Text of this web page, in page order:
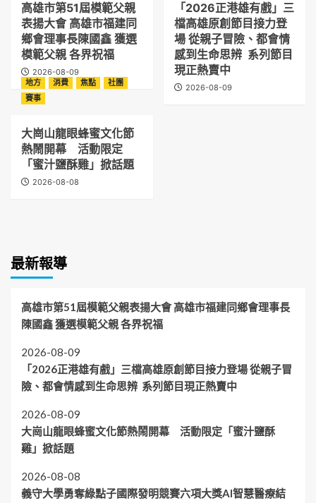
高雄市第51屆模範父親
表揚大會 高雄市福建同
鄉會理事長陳國鑫 獲選
模範父親 各界祝福
2026-08-09
「2026正港雄有戲」三
檔高雄原創節目接力登
場 從親子冒險、都會情
感到生命思辨 系列節目
現正熱賣中
2026-08-09
地方 消費 焦點
社團
賽事
大崗山龍眼蜂蜜文化節
熱鬧開幕 活動限定
「蜜汁鹽酥雞」掀話題
2026-08-08
最新報導
高雄市第51屆模範父親表揚大會 高雄市福建同鄉會理事長
陳國鑫 獲選模範父親 各界祝福
2026-08-09
「2026正港雄有戲」三檔高雄原創節目接力登場 從親子冒
險、都會情感到生命思辨 系列節目現正熱賣中
2026-08-09
大崗山龍眼蜂蜜文化節熱鬧開幕 活動限定「蜜汁鹽酥
雞」掀話題
2026-08-08
義守大學勇奪綠點子國際發明競賽六項大獎AI智慧醫療結